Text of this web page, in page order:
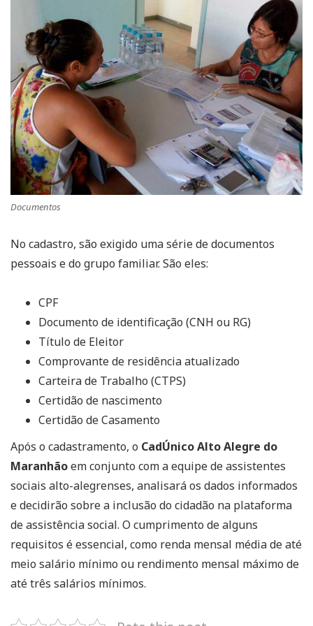
Documentos
No cadastro, são exigido uma série de documentos
pessoais e do grupo familiar. São eles:
CPF
Documento de identificação (CNH ou RG)
Título de Eleitor
Comprovante de residência atualizado
Carteira de Trabalho (CTPS)
Certidão de nascimento
Certidão de Casamento
Após o cadastramento, o CadÚnico Alto Alegre do
Maranhãoem conjunto com a equipe de assistentes
sociais alto-alegrenses, analisará os dados informados
e decidirão sobre a inclusão do cidadão na plataforma
de assistência social. O cumprimento de alguns
requisitos é essencial, como renda mensal média de até
meio salário mínimo ou rendimento mensal máximo de
até três salários mínimos.